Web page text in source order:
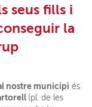
seus fills i
la
nostre municipi és
(pl. de les